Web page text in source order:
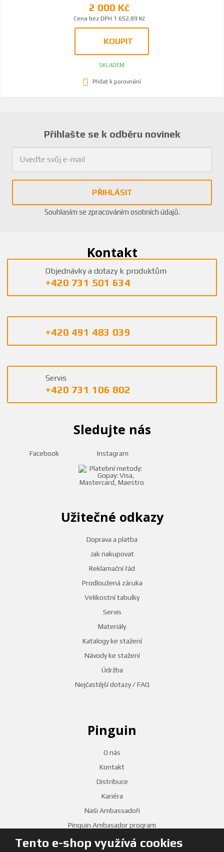
Tento e-shop využívá cookies
2 000 Kč
Cena bez DPH 1 652,89 Kč
KOUPIT
SKLADEM
Přidat k porovnání
Přihlašte se k odběru novinek
PŘIHLÁSIT
Souhlasím se zpracováním osobních údajů.
Užitečné odkazy
Doprava a platba
Jak nakupovat
Reklamační řád
Prodloužená záruka
Velikostní tabulky
Servis
Materiály
Katalogy ke stažení
Návody ke stažení
Údržba
Nejčastější dotazy / FAQ
Pinguin
O nás
Kontakt
Distribuce
Kariéra
Naši Ambassadoři
Pinguin Ambasador program
Kontakt
Objednávky a dotazy k produktům
+420 731 501 634
+420 491 483 039
Servis
+420 731 106 802
Sledujte nás
Facebook Instagram